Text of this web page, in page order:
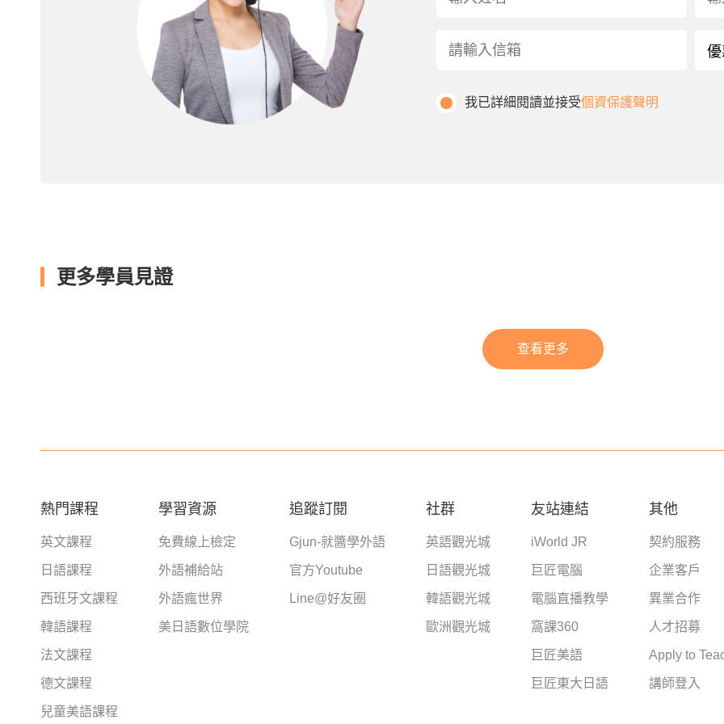
我已詳細閱讀並接受個資保護聲明
更多學員見證
查看更多
熱門課程
英文課程
日語課程
西班牙文課程
韓語課程
法文課程
德文課程
兒童美語課程
學習資源
免費線上檢定
外語補給站
外語瘋世界
美日語數位學院
追蹤訂閱
Gjun-就醬學外語
官方Youtube
Line@好友圈
社群
英語觀光城
日語觀光城
韓語觀光城
歐洲觀光城
友站連結
iWorld JR
巨匠電腦
電腦直播教學
窩課360
巨匠美語
巨匠東大日語
其他
契約服務
企業客戶
異業合作
人才招募
Apply to
講師登入